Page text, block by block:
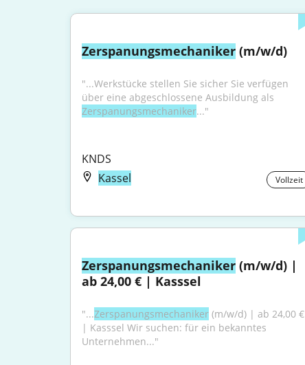
Zerspanungsmechaniker (m/w/d)
"...Werkstücke stellen Sie sicher Sie verfügen
Zerspanungsmechaniker..."
KNDS
Kassel
Vollzeit
Zerspanungsmechaniker (m/w/d) |
ab 24,00 € | Kasssel
"...Zerspanungsmechaniker (m/w/d) | ab 24,00 €
| Kasssel Wir suchen: für ein bekanntes
Unternehmen..."